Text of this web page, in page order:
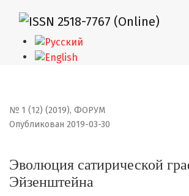
Эволюция сатирической графики С.
№ 1 (12) (2019), ФОРУМ
Эволюция сатирической
Эйзенштейна
Опубликован 2019-03-30